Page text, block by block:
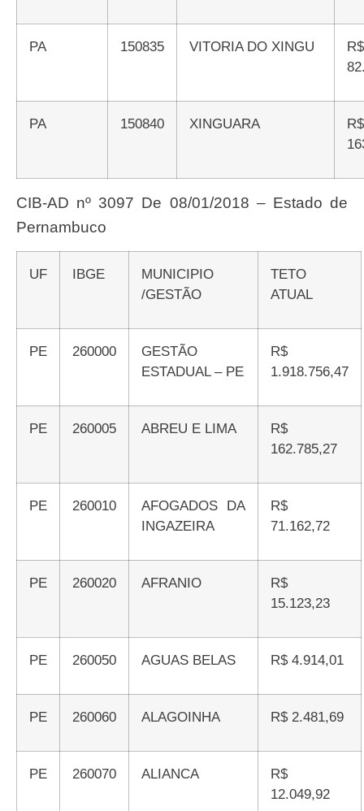
PA 150835 VITORIA DO XINGU
R$
PA 150840 XINGUARA
R$
CIB-AD nº 3097 De 08/01/2018 – Estado de
Pernambuco
UF IBGE
MUNICIPIO
/GESTÃO
TETO
ATUAL
PE 260000
GESTÃO
ESTADUAL – PE
R$
1.918.756,47
PE 260005 ABREU E LIMA
R$
162.785,27
PE 260010
AFOGADOS DA
INGAZEIRA
R$
71.162,72
PE 260020 AFRANIO
R$
15.123,23
PE 260050 AGUAS BELAS R$ 4.914,01
PE 260060 ALAGOINHA R$ 2.481,69
PE 260070 ALIANCA
R$
12.049,92